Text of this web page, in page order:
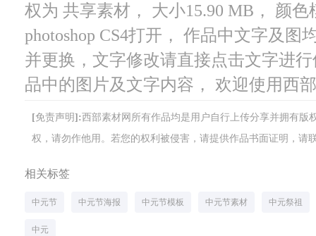
权为 共享素材， 大小15.90 MB， 颜
photoshop CS4打开， 作品中文字及
并更换，文字修改请直接点击文字进
品中的图片及文字内容， 欢迎使用西
[免责声明]:西部素材网所有作品均是用户自行上传分享并拥有
权，请勿作他用。若您的权利被侵害，请提供作品书面证明，请
相关标签
中元节 中元节海报 中元节模板 中元节素材 中元祭祖
中元